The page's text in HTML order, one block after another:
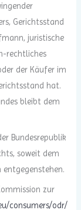
Gerichtsstand
juristische
rechtliches
der Käufer im
hat.
bleibt dem
Bundesrepublik
soweit dem
entgegenstehen.
zur
consumers/odr/